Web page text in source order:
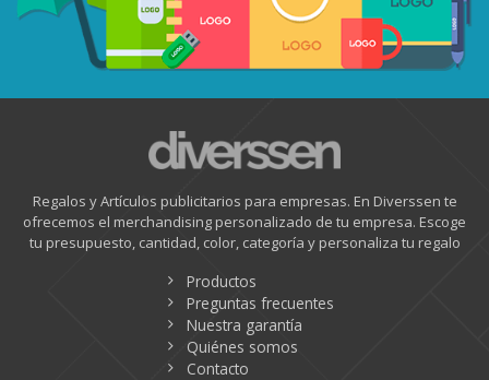
Regalos y Artículos publicitarios para empresas. En Diverssen te
ofrecemos el merchandising personalizado de tu empresa. Escoge
tu presupuesto, cantidad, color, categoría y personaliza tu regalo
Productos
Preguntas frecuentes
Nuestra garantía
Quiénes somos
Contacto